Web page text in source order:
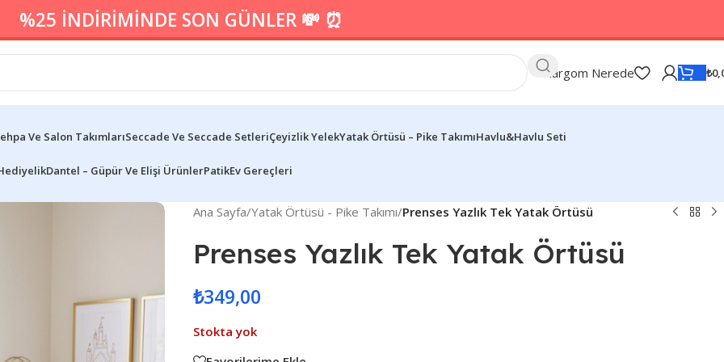
%25 İNDİRİMİNDE SON GÜNLER 💸 ⏰
Kargom Nerede ₺
Ve Salon TakımlarıSeccade Ve Seccade SetleriÇeyizlik YelekYatak Örtüsü – Pike TakımıHavlu&Havlu Seti
Dantel – Güpür Ve Elişi ÜrünlerPatikEv Gereçleri
Ana Sayfa/Yatak Örtüsü - Pike Takımı/Prenses Yazlık Tek Yatak Örtüsü
Prenses Yazlık Tek Yatak Örtüsü
₺349,00
Stokta yok